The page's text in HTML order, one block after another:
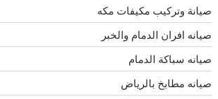
صيانة وتركيب مكيفات مكه
صيانه افران الدمام والخبر
صيانه سباكة الدمام
صيانه مطابخ بالرياض